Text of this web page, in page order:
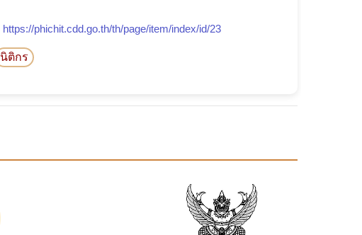
https://phichit.cdd.go.th/th/page/item/index/id/23
นิติกร